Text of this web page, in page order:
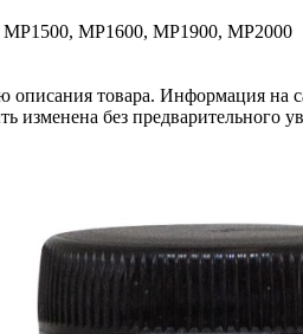
MP1600, MP1900, MP2000
товара. Информация на
без предварительного